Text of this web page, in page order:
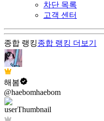
차단 목록
고객 센터
종합 랭킹종합 랭킹 더보기
해봄
@haebomhaebom